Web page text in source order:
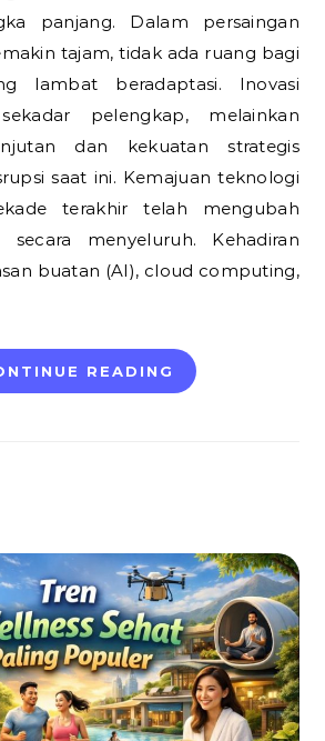
panjang. Dalam persaingan
tajam, tidak ada ruang bagi
lambat beradaptasi. Inovasi
pelengkap, melainkan
dan kekuatan strategis
saat ini. Kemajuan teknologi
terakhir telah mengubah
secara menyeluruh. Kehadiran
buatan (AI), cloud computing,
READING